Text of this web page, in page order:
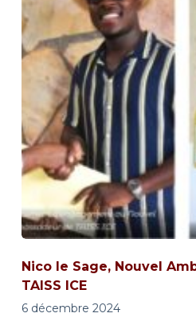
Nico le Sage, Nouvel
TAISS ICE
6 décembre 2024